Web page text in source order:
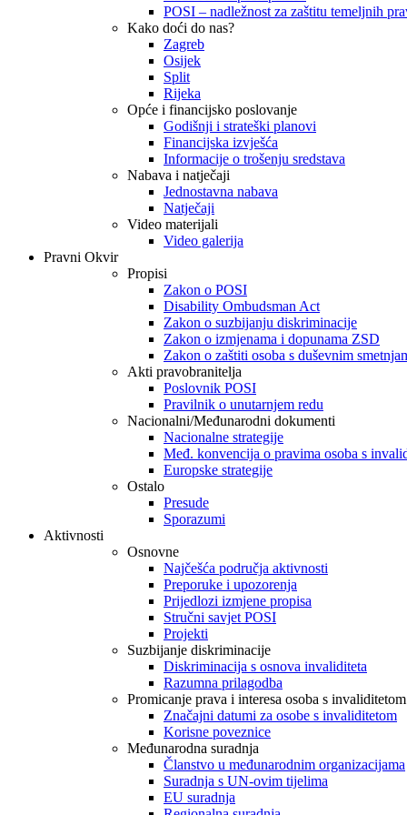
POSI – nadležnost za zaštitu temeljnih
Kako doći do nas?
Zagreb
Osijek
Split
Rijeka
Opće i financijsko poslovanje
Godišnji i strateški planovi
Financijska izvješća
Informacije o trošenju sredstava
Nabava i natječaji
Jednostavna nabava
Natječaji
Video materijali
Video galerija
Pravni Okvir
Propisi
Zakon o POSI
Disability Ombudsman Act
Zakon o suzbijanju diskriminacije
Zakon o izmjenama i dopunama ZSD
Zakon o zaštiti osoba s duševnim
Akti pravobranitelja
Poslovnik POSI
Pravilnik o unutarnjem redu
Nacionalni/Međunarodni dokumenti
Nacionalne strategije
Međ. konvencija o pravima osoba s
Europske strategije
Ostalo
Presude
Sporazumi
Aktivnosti
Osnovne
Najčešća područja aktivnosti
Preporuke i upozorenja
Prijedlozi izmjene propisa
Stručni savjet POSI
Projekti
Suzbijanje diskriminacije
Diskriminacija s osnova invaliditeta
Razumna prilagodba
Promicanje prava i interesa osoba s invaliditetom
Značajni datumi za osobe s invaliditetom
Korisne poveznice
Međunarodna suradnja
Članstvo u međunarodnim organizacijama
Suradnja s UN-ovim tijelima
EU suradnja